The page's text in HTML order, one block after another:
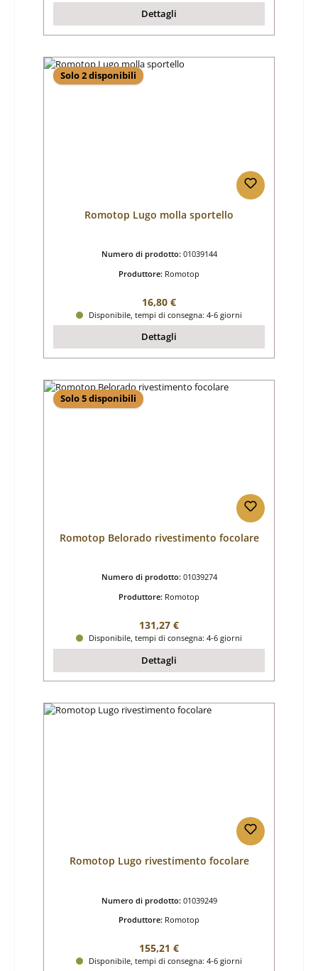
Dettagli
Solo 2 disponibili
Romotop Lugo molla sportello
Numero di prodotto: 01039144
Produttore: Romotop
Prezzo normale:
16,80 €
Disponibile, tempi di consegna: 4-6 giorni
Dettagli
Solo 5 disponibili
Romotop Belorado rivestimento focolare
Numero di prodotto: 01039274
Produttore: Romotop
Prezzo normale:
131,27 €
Disponibile, tempi di consegna: 4-6 giorni
Dettagli
Romotop Lugo rivestimento focolare
Numero di prodotto: 01039249
Produttore: Romotop
Prezzo normale:
155,21 €
Disponibile, tempi di consegna: 4-6 giorni